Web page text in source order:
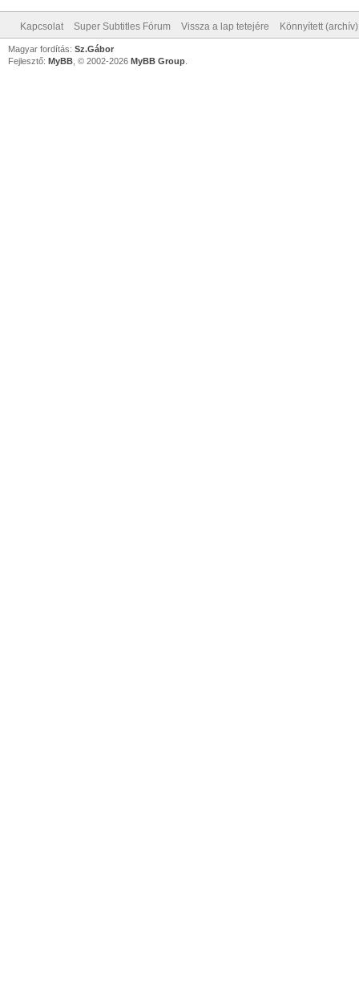
Kapcsolat Super Subtitles Fórum Vissza a lap tetejére Könnyített
Magyar fordítás: Sz.Gábor
Fejlesztő: MyBB , © 2002-2026 MyBB Group